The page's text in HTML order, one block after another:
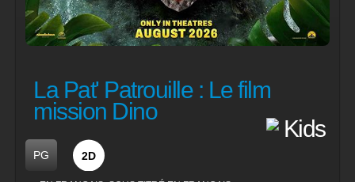
La Pat' Patrouille : Le film
mission Dino
PG 2D